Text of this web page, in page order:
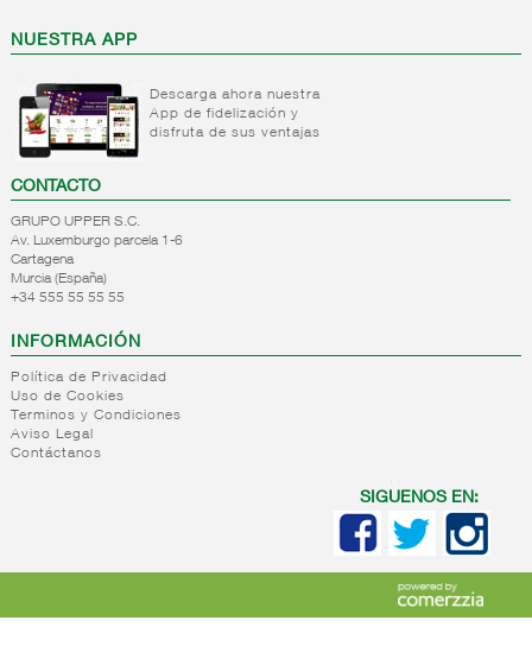
NUESTRA APP
Descarga ahora nuestra
App de fidelización y
disfruta de sus ventajas
CONTACTO
GRUPO UPPER S.C.
Av. Luxemburgo parcela 1-6
Cartagena
Murcia (España)
+34 555 55 55 55
INFORMACIÓN
Política de Privacidad
Uso de Cookies
Terminos y Condiciones
Aviso Legal
Contáctanos
SIGUENOS EN: